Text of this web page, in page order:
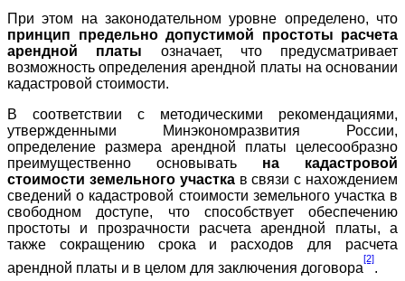
При этом на законодательном уровне определено, что
принцип предельно допустимой простоты расчета
арендной платы означает, что предусматривает
возможность определения арендной платы на основании
кадастровой стоимости.
В соответствии с методическими рекомендациями,
утвержденными Минэкономразвития России,
определение размера арендной платы целесообразно
преимущественно основывать на кадастровой
стоимости земельного участкав связи с нахождением
сведений о кадастровой стоимости земельного участка в
свободном доступе, что способствует обеспечению
простоты и прозрачности расчета арендной платы, а
также сокращению срока и расходов для расчета
арендной платы и в целом для заключения договора
[2]
.